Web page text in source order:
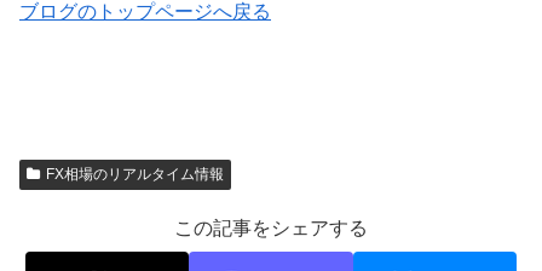
ブログのトップページへ戻る
FX相場のリアルタイム情報
この記事をシェアする